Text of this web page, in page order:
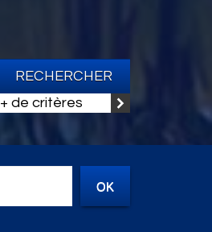
RECHERCHER
+ de critères
OK